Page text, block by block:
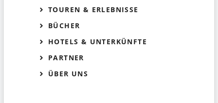
TOUREN & ERLEBNISSE
BÜCHER
HOTELS & UNTERKÜNFTE
PARTNER
ÜBER UNS